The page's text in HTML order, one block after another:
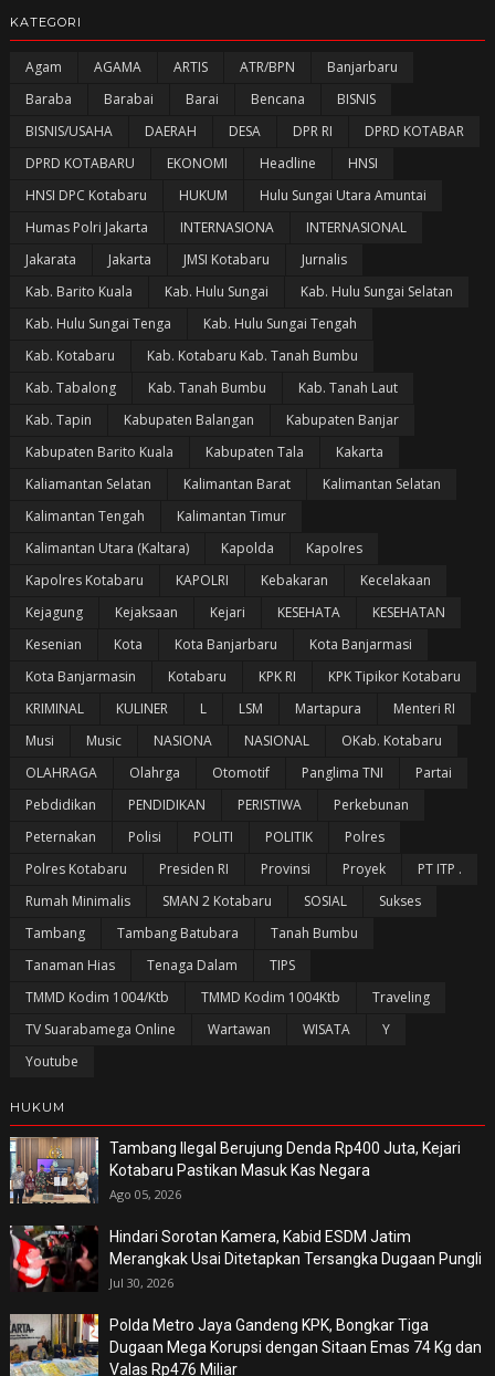
KATEGORI
Agam AGAMA ARTIS ATR/BPN
Banjarbaru
Baraba
Barabai Barai Bencana
BISNIS
BISNIS/USAHA
DAERAH DESA DPR RI
DPRD KOTABAR
DPRD KOTABARU
EKONOMI Headline
HNSI
HNSI DPC Kotabaru
HUKUM
Hulu Sungai Utara Amuntai
Humas Polri Jakarta
INTERNASIONA
INTERNASIONAL
Jakarata
Jakarta JMSI Kotabaru
Jurnalis
Kab. Barito Kuala
Kab. Hulu Sungai
Kab. Hulu Sungai Selatan
Kab. Hulu Sungai Tenga
Kab. Hulu Sungai Tengah
Kab. Kotabaru
Kab. Kotabaru Kab. Tanah Bumbu
Kab. Tabalong
Kab. Tanah Bumbu
Kab. Tanah Laut
Kab. Tapin
Kabupaten Balangan
Kabupaten Banjar
Kabupaten Barito Kuala
Kabupaten Tala
Kakarta
Kaliamantan Selatan
Kalimantan Barat
Kalimantan Selatan
Kalimantan Tengah
Kalimantan Timur
Kalimantan Utara (Kaltara)
Kapolda
Kapolres
Kapolres Kotabaru
KAPOLRI Kebakaran
Kecelakaan
Kejagung
Kejaksaan Kejari KESEHATA
KESEHATAN
Kesenian
Kota Kota Banjarbaru
Kota Banjarmasi
Kota Banjarmasin
Kotabaru KPK RI
KPK Tipikor Kotabaru
KRIMINAL
KULINER L LSM Martapura
Menteri RI
Musi
Music NASIONA NASIONAL
OKab. Kotabaru
OLAHRAGA
Olahrga Otomotif Panglima TNI
Partai
Pebdidikan
PENDIDIKAN PERISTIWA
Perkebunan
Peternakan
Polisi POLITI POLITIK
Polres
Polres Kotabaru
Presiden RI Provinsi Proyek
PT ITP .
Rumah Minimalis
SMAN 2 Kotabaru SOSIAL
Sukses
Tambang
Tambang Batubara
Tanah Bumbu
Tanaman Hias
Tenaga Dalam
TIPS
TMMD Kodim 1004/Ktb
TMMD Kodim 1004Ktb
Traveling
TV Suarabamega Online
Wartawan WISATA
Y
Youtube
HUKUM
Tambang Ilegal Berujung Denda Rp400 Juta, Kejari
Kotabaru Pastikan Masuk Kas Negara
Ago 05, 2026
Hindari Sorotan Kamera, Kabid ESDM Jatim
Merangkak Usai Ditetapkan Tersangka Dugaan Pungli
Jul 30, 2026
Polda Metro Jaya Gandeng KPK, Bongkar Tiga
Dugaan Mega Korupsi dengan Sitaan Emas 74 Kg dan
Valas Rp476 Miliar